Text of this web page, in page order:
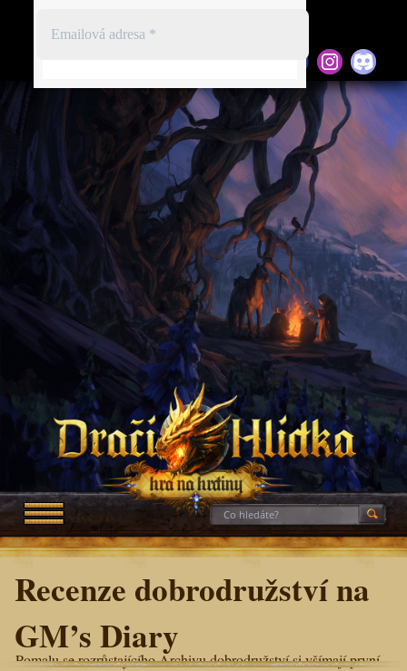
Recenze dobrodružství na
GM’s Diary
Pomalu se rozrůstajícíhoArchivu dobrodružstvísi všímají první